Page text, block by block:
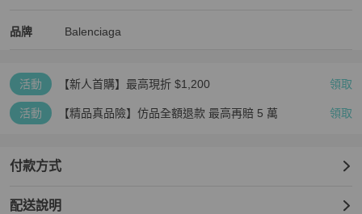
品牌
Balenciaga 精品女鞋品牌介紹
Balenciaga
Balenciaga 推薦清單
活動 【新人首購】最高現折 $1,200 領取
活動 【精品真品險】仿品全額退款 最高再賠 5 萬 領取
付款方式
配送說明